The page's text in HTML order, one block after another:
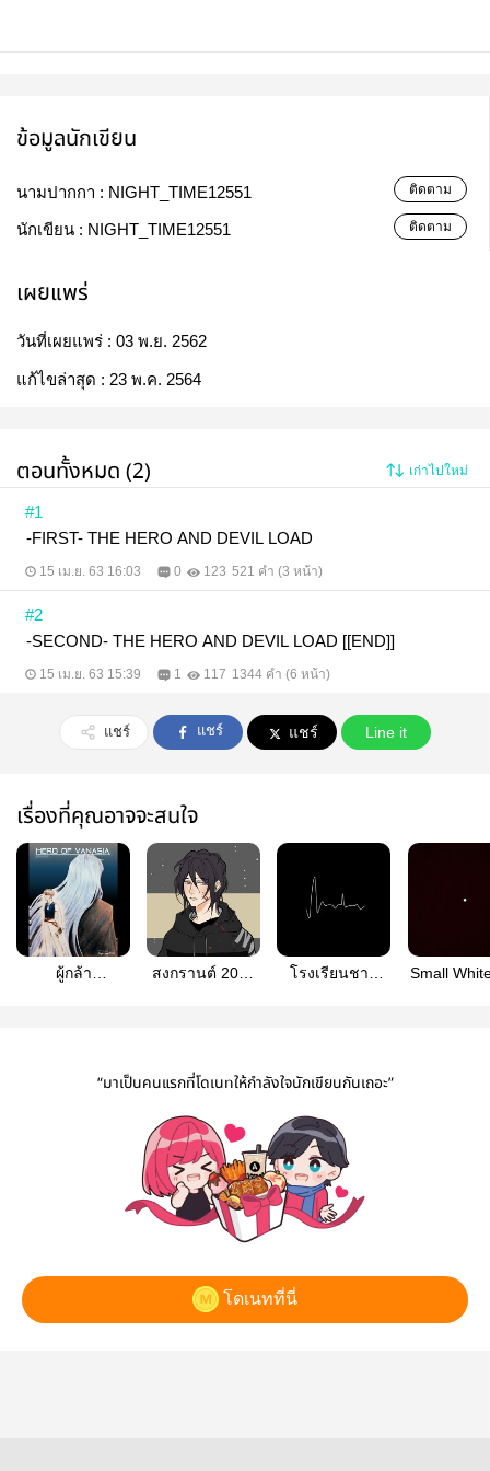
ข้อมูลนักเขียน
นามปากกา : NIGHT_TIME12551 ติดตาม
นักเขียน : NIGHT_TIME12551 ติดตาม
เผยแพร่
วันที่เผยแพร่ : 03 พ.ย. 2562
แก้ไขล่าสุด : 23 พ.ค. 2564
ตอนทั้งหมด (2) เก่าไปใหม่
#1
-FIRST- THE HERO AND DEVIL LOAD
15 เม.ย. 63 16:03 0 123 521 คำ (3 หน้า)
#2
-SECOND- THE HERO AND DEVIL LOAD [[END]]
15 เม.ย. 63 15:39 1 117 1344 คำ (6 หน้า)
แชร์ แชร์ แชร์ Line it
เรื่องที่คุณอาจจะสนใจ
ผู้กล้า
สงกรานต์ 2020
โรงเรียนชาย
Small
“มาเป็นคนแรกที่โดเนทให้กำลังใจนักเขียนกันเถอะ”
โดเนทที่นี่